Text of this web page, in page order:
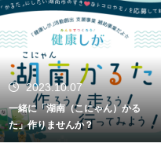
2023.10.07
一緒に「湖南（こにゃん）かる
た」作りませんか？